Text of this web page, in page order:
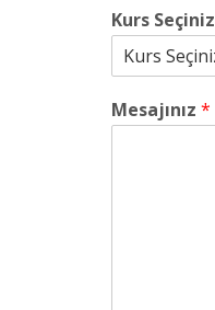
Kurs Seçiniz
Mesajınız *